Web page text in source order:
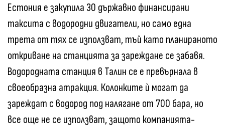
Естония е закупила 30 държавно финансирани
таксита с водородни двигатели, но само една
трета от тях се използват, тъй като планираното
откриване на станцията за зареждане се забавя.
Водородната станция в Талин се е превърнала в
своеобразна атракция. Колонките ѝ могат да
зареждат с водород под налягане от 700 бара, но
все още не се използват, защото компанията-